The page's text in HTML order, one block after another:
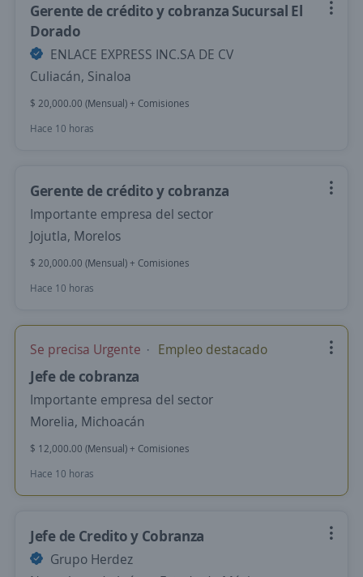
Gerente de crédito y cobranza Sucursal El
Dorado
ENLACE EXPRESS INC.SA DE CV
Culiacán, Sinaloa
$ 20,000.00 (Mensual) + Comisiones
Hace 10 horas
Gerente de crédito y cobranza
Importante empresa del sector
Jojutla, Morelos
$ 20,000.00 (Mensual) + Comisiones
Hace 10 horas
Se precisa Urgente Empleo destacado
Jefe de cobranza
Importante empresa del sector
Morelia, Michoacán
$ 12,000.00 (Mensual) + Comisiones
Hace 10 horas
Jefe de Credito y Cobranza
Grupo Herdez